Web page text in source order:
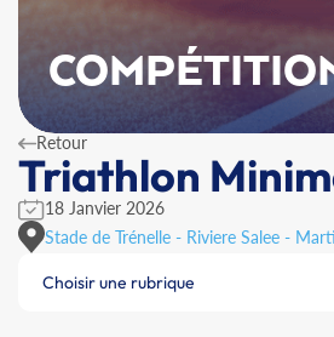
Retour
Triathlon
18 Janvier 2026
Stade de Trénelle - Riviere Salee -
Choisir une rubrique